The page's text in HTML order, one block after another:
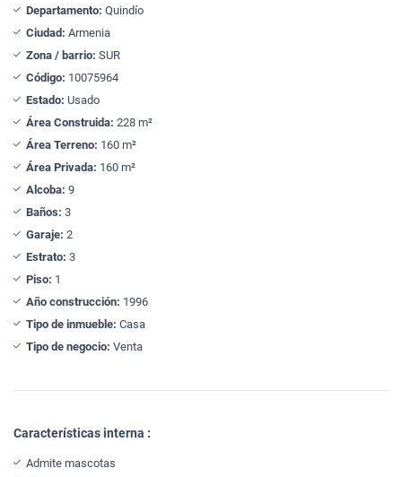
Departamento: Quindío
Ciudad: Armenia
Zona / barrio: SUR
Código: 10075964
Estado: Usado
Área Construida: 228 m²
Área Terreno: 160 m²
Área Privada: 160 m²
Alcoba: 9
Baños: 3
Garaje: 2
Estrato: 3
Piso: 1
Año construcción: 1996
Tipo de inmueble: Casa
Tipo de negocio: Venta
Características interna :
Admite mascotas